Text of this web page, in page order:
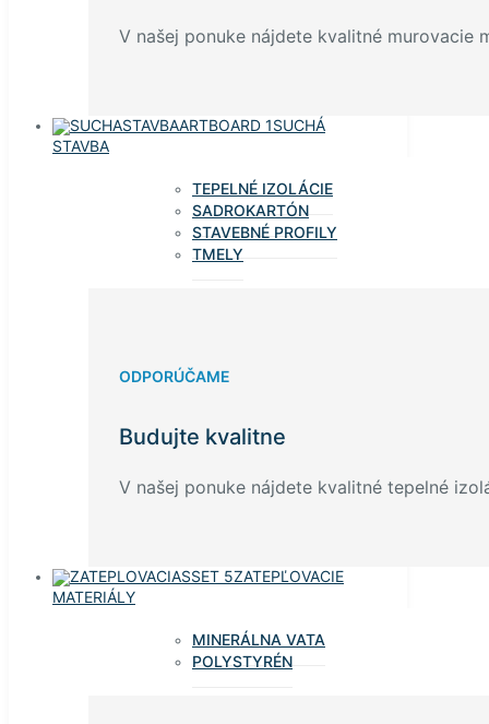
V našej ponuke nájdete kvalitné murovacie
SUCHÁ
STAVBA
TEPELNÉ IZOLÁCIE
SADROKARTÓN
STAVEBNÉ PROFILY
TMELY
ODPORÚČAME
Budujte kvalitne
V našej ponuke nájdete kvalitné tepelné
ZATEPĽOVACIE
MATERIÁLY
MINERÁLNA VATA
POLYSTYRÉN